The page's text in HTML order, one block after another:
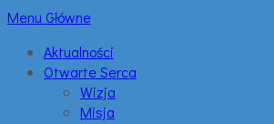
Menu Główne
Aktualności
Otwarte Serca
Wizja
Misja